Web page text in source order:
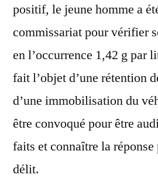
positif, le jeune homme a
commissariat pour vérifier
en l’occurrence 1,42 g par
fait l’objet d’une rétention
d’une immobilisation du
être convoqué pour être
faits et connaître la réponse
délit.